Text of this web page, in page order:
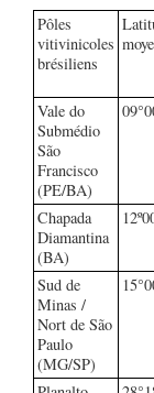
Pôles
vitivinicoles
brésiliens
Vale do
Submédio
São
Francisco
(PE/BA)
Chapada
Diamantina
(BA)
Sud de
Minas /
Nort de São
Paulo
(MG/SP)